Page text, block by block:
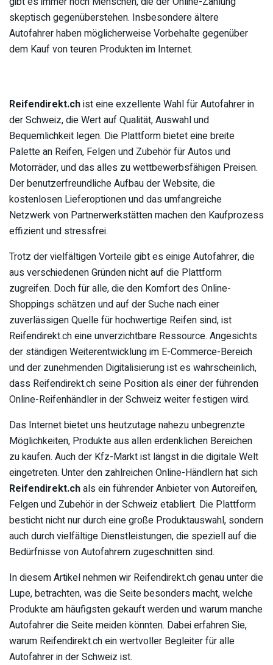
skeptisch gegenüberstehen. Insbesondere ältere
Autofahrer haben möglicherweise Vorbehalte gegenüber
dem Kauf von teuren Produkten im Internet.
Reifendirekt.chist eine exzellente Wahl für Autofahrer in
der Schweiz, die Wert auf Qualität, Auswahl und
Bequemlichkeit legen. Die Plattform bietet eine breite
Palette an Reifen, Felgen und Zubehör für Autos und
Motorräder, und das alles zu wettbewerbsfähigen Preisen.
Der benutzerfreundliche Aufbau der Website, die
kostenlosen Lieferoptionen und das umfangreiche
Netzwerk von Partnerwerkstätten machen den Kaufprozess
effizient und stressfrei.
Trotz der vielfältigen Vorteile gibt es einige Autofahrer, die
aus verschiedenen Gründen nicht auf die Plattform
zugreifen. Doch für alle, die den Komfort des Online-
Shoppings schätzen und auf der Suche nach einer
zuverlässigen Quelle für hochwertige Reifen sind, ist
Reifendirekt.ch eine unverzichtbare Ressource. Angesichts
der ständigen Weiterentwicklung im E-Commerce-Bereich
und der zunehmenden Digitalisierung ist es wahrscheinlich,
dass Reifendirekt.ch seine Position als einer der führenden
Online-Reifenhändler in der Schweiz weiter festigen wird.
Das Internet bietet uns heutzutage nahezu unbegrenzte
Möglichkeiten, Produkte aus allen erdenklichen Bereichen
zu kaufen. Auch der Kfz-Markt ist längst in die digitale Welt
eingetreten. Unter den zahlreichen Online-Händlern hat sich
Reifendirekt.chals ein führender Anbieter von Autoreifen,
Felgen und Zubehör in der Schweiz etabliert. Die Plattform
besticht nicht nur durch eine große Produktauswahl, sondern
auch durch vielfältige Dienstleistungen, die speziell auf die
Bedürfnisse von Autofahrern zugeschnitten sind.
In diesem Artikel nehmen wir Reifendirekt.ch genau unter die
Lupe, betrachten, was die Seite besonders macht, welche
Produkte am häufigsten gekauft werden und warum manche
Autofahrer die Seite meiden könnten. Dabei erfahren Sie,
warum Reifendirekt.ch ein wertvoller Begleiter für alle
Autofahrer in der Schweiz ist.